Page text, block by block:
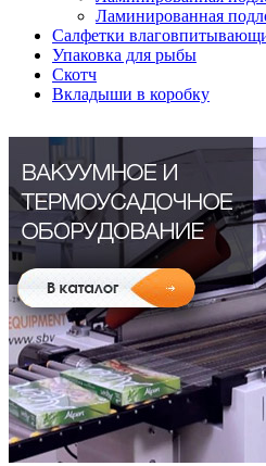
Ламинированная
Салфетки
Упаковка для рыбы
Скотч
Вкладыши в коробку